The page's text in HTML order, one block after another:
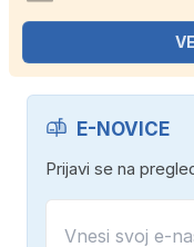
E-NOVICE
Prijavi se na